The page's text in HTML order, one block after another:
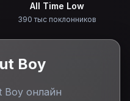
All Time Low
390 тыс поклонников
Boy
Boy онлайн